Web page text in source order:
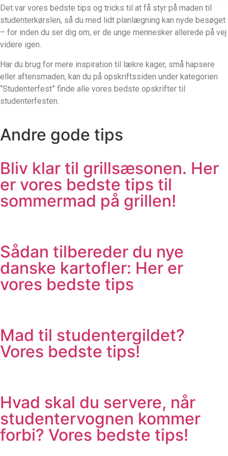
Det var vores bedste tips og tricks til at få styr på maden til
studenterkørslen, så du med lidt planlægning kan nyde besøget
– for inden du ser dig om, er de unge mennesker allerede på vej
videre igen.
Har du brug for mere inspiration til lækre kager, små hapsere
eller aftensmaden, kan du på opskriftssiden under kategorien
“Studenterfest” finde alle vores bedste opskrifter til
studenterfesten.
Andre gode tips
Bliv klar til grillsæsonen. Her
er vores bedste tips til
sommermad på grillen!
Sådan tilbereder du nye
danske kartofler: Her er
vores bedste tips
Mad til studentergildet?
Vores bedste tips!
Hvad skal du servere, når
studentervognen kommer
forbi? Vores bedste tips!